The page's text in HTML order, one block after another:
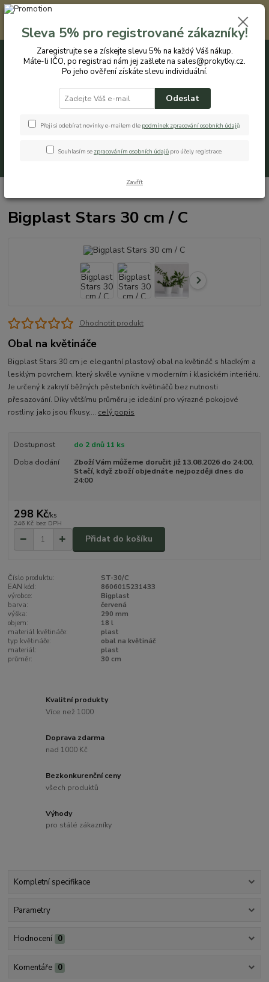
Registrovaným zákazníkům nabízíme slevu 5% na každý nákup. Máte-li
IČO, po registraci nám jej zašlete na sales@prokytky.cz. Po jeho ověření
získáte slevu individuální. Přejít na registraci →
CZK
+420 774 544 973 0ks
Bigplast Stars 30 cm / C
Ohodnotit produkt
Obal na květináče
Bigplast Stars 30 cm je elegantní plastový obal na květináč s hladkým a
lesklým povrchem, který skvěle vynikne v moderním i klasickém interiéru.
Je určený k zakrytí běžných pěstebních květináčů bez nutnosti
přesazování. Díky většímu průměru je ideální pro výrazné pokojové
rostliny, jako jsou fíkusy,... celý popis
Dostupnost
do 2 dnů 11 ks
Doba dodání
Zboží Vám můžeme doručit již 13.08.2026 do 24:00.
Stačí, když zboží objednáte nejpozději dnes do
24:00
298 Kč/ks
246 Kč bez DPH
Přidat do košíku
Číslo produktu:
ST-30/C
EAN kód:
8606015231433
výrobce:
Bigplast
barva:
červená
výška:
290 mm
objem:
18 l
materiál květináče:
plast
typ květináče:
obal na květináč
materiál:
plast
průměr:
30 cm
Kvalitní produkty
Více než 1000
Doprava zdarma
nad 1000 Kč
Bezkonkurenční ceny
všech produktů
Výhody
pro stálé zákazníky
Kompletní specifikace
Parametry
Hodnocení 0
Komentáře 0
Sleva 5% pro registrované zákazníky!
Zaregistrujte se a získejte slevu 5% na každý Váš nákup.
Máte-li IČO, po registraci nám jej zašlete na sales@prokytky.cz.
Po jeho ověření získáte slevu individuální.
Odeslat
Přeji si odebírat novinky e-mailem dle podmínek zpracování osobních údajů.
Souhlasím se zpracováním osobních údajů pro účely registrace.
Zavřít